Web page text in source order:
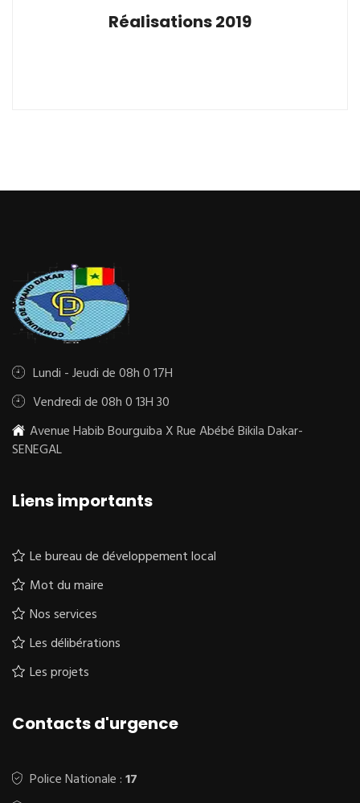
Réalisations 2019
Lundi - Jeudi de 08h 0 17H
Vendredi de 08h 0 13H 30
Avenue Habib Bourguiba X Rue Abébé Bikila Dakar-
SENEGAL
Liens importants
Le bureau de développement local
Mot du maire
Nos services
Les délibérations
Les projets
Contacts d'urgence
Police Nationale :17